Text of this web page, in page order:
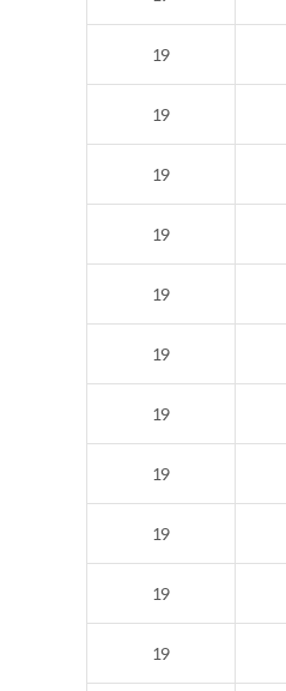
19
19
19
19
19
19
19
19
19
19
19